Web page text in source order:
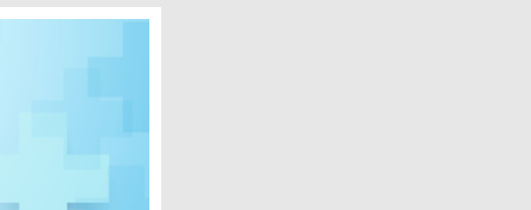
la